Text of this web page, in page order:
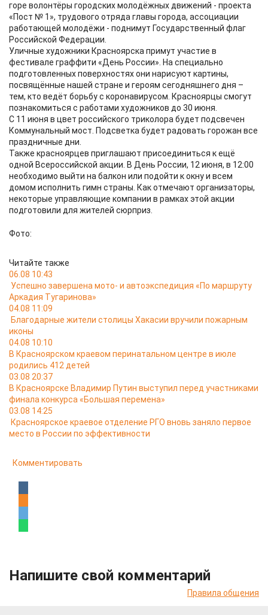
горе волонтёры городских молодёжных движений - проекта
«Пост № 1», трудового отряда главы города, ассоциации
работающей молодёжи - поднимут Государственный флаг
Российской Федерации.
Уличные художники Красноярска примут участие в
фестивале граффити «День России». На специально
подготовленных поверхностях они нарисуют картины,
посвящённые нашей стране и героям сегодняшнего дня –
тем, кто ведёт борьбу с коронавирусом. Красноярцы смогут
познакомиться с работами художников до 30 июня.
С 11 июня в цвет российского триколора будет подсвечен
Коммунальный мост. Подсветка будет радовать горожан все
праздничные дни.
Также красноярцев приглашают присоединиться к ещё
одной Всероссийской акции. В День России, 12 июня, в 12:00
необходимо выйти на балкон или подойти к окну и всем
домом исполнить гимн страны. Как отмечают организаторы,
некоторые управляющие компании в рамках этой акции
подготовили для жителей сюрприз.
Фото:
Читайте также
06.08 10:43
Успешно завершена мото- и автоэкспедиция «По маршруту
Аркадия Тугаринова»
04.08 11:09
Благодарные жители столицы Хакасии вручили пожарным
иконы
04.08 10:10
В Красноярском краевом перинатальном центре в июле
родились 412 детей
03.08 20:37
В Красноярске Владимир Путин выступил перед участниками
финала конкурса «Большая перемена»
03.08 14:25
Красноярское краевое отделение РГО вновь заняло первое
место в России по эффективности
Комментировать
Напишите свой комментарий
Правила общения